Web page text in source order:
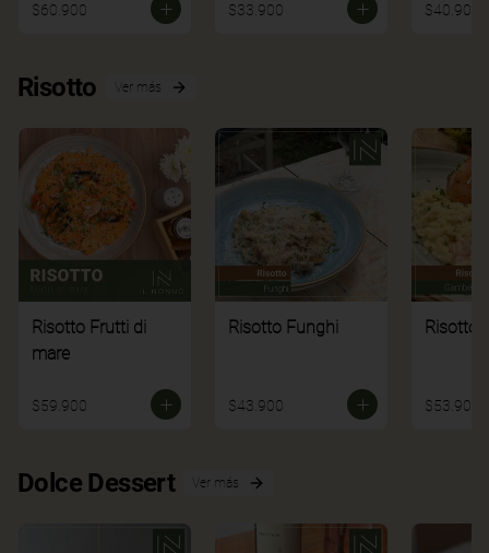
$60.900 $33.900 $40.900
Risotto Ver más
Risotto Frutti di
mare
$59.900
Risotto Funghi
$43.900
Risotto
$53.900
Dolce Dessert Ver más